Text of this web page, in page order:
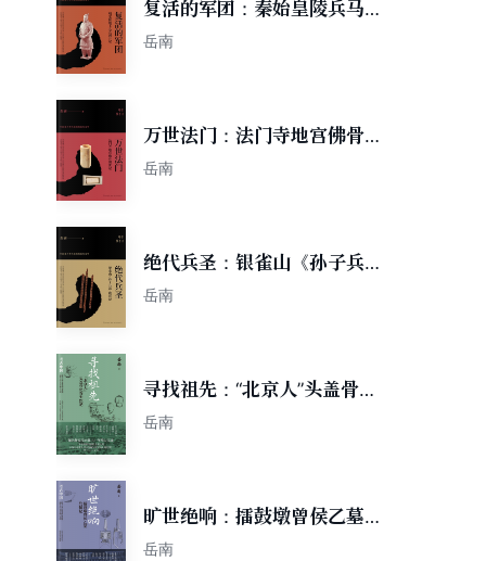
复活的军团：秦始皇陵兵马俑
发现记
岳南
万世法门：法门寺地宫佛骨现
世记
岳南
绝代兵圣：银雀山《孙子兵
法》破译记
岳南
寻找祖先：“北京人”头盖骨化
石失踪记
岳南
旷世绝响：擂鼓墩曾侯乙墓发
掘记
岳南